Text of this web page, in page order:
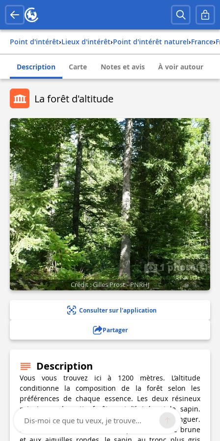
Point d'intérêt› Lieux d'intérêt› Point d'intérêt naturel› france›
Description Carte Notes et avis À voir autour
La forêt d'altitude
1 photo(s)
Crédit : Gilles Prost - PNRHJ
Consulter sur l'application
Partager
Description
Vous vous trouvez ici à 1200 mètres. L’altitude
conditionne la composition de la forêt selon les
préférences de chaque essence. Les deux résineux
principaux de cette forêt sont l’épicéa et le sapin.
Quelques petits trucs permettent de les distinguer.
Saurez-vous les reconnaître? L’épicéa à l’écorce brune
Dis-moi ce que tu veux, je trouve...